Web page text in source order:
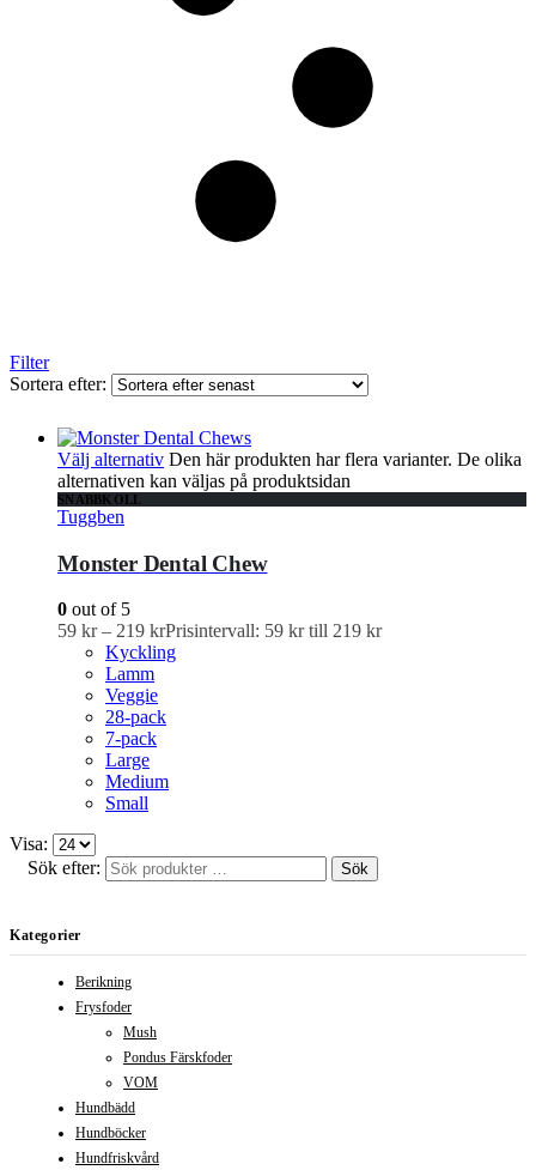
Filter
Sortera efter:
Välj alternativ Den här produkten har flera varianter. De olika
alternativen kan väljas på produktsidan
SNABBKOLL
Tuggben
Monster Dental Chew
0 out of 5
59 kr – 219 krPrisintervall: 59 kr till 219 kr
Kyckling
Lamm
Veggie
28-pack
7-pack
Large
Medium
Small
Visa:
Sök efter:
Sök
Kategorier
Berikning
Frysfoder
Mush
Pondus Färskfoder
VOM
Hundbädd
Hundböcker
Hundfriskvård